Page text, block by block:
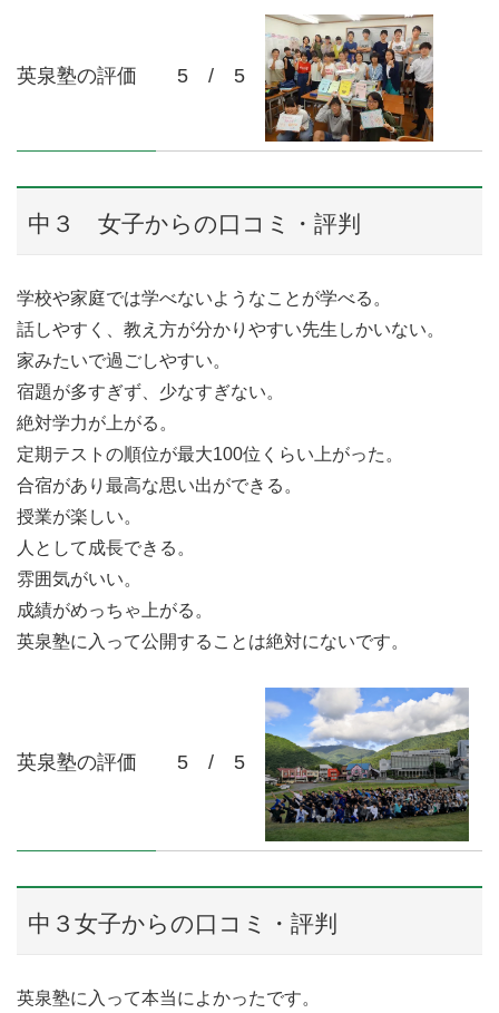
英泉塾の評価 5 / 5
中３ 女子からの口コミ・評判
学校や家庭では学べないようなことが学べる。
話しやすく、教え方が分かりやすい先生しかいない。
家みたいで過ごしやすい。
宿題が多すぎず、少なすぎない。
絶対学力が上がる。
定期テストの順位が最大100位くらい上がった。
合宿があり最高な思い出ができる。
授業が楽しい。
人として成長できる。
雰囲気がいい。
成績がめっちゃ上がる。
英泉塾に入って公開することは絶対にないです。
英泉塾の評価 5 / 5
中３女子からの口コミ・評判
英泉塾に入って本当によかったです。